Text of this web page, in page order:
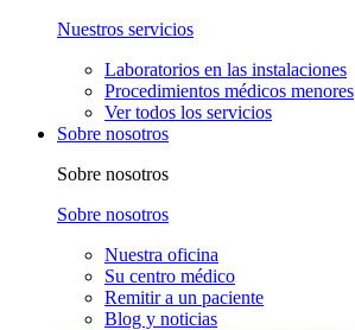
Nuestros servicios
Laboratorios en las instalaciones
Procedimientos médicos menores
Ver todos los servicios
Sobre nosotros
Sobre nosotros
Sobre nosotros
Nuestra oficina
Su centro médico
Remitir a un paciente
Blog y noticias